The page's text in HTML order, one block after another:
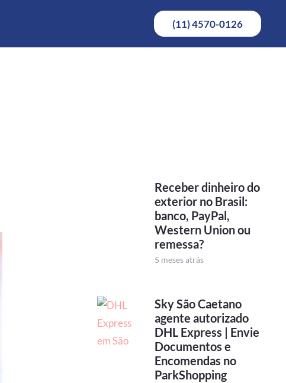
(11) 4570-0126
Receber dinheiro do
exterior no Brasil:
banco, PayPal,
Western Union ou
remessa?
5 meses atrás
Sky São Caetano
agente autorizado
DHL Express | Envie
Documentos e
Encomendas no
ParkShopping